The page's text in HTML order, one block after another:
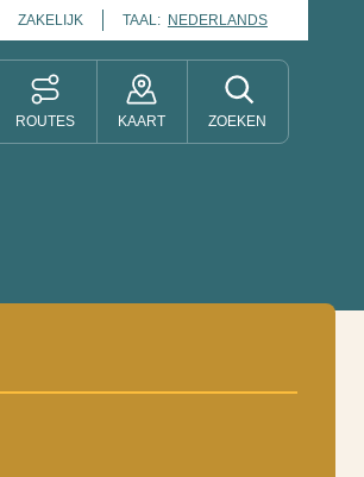
ZAKELIJK TAAL: NEDERLANDS
ROUTES KAART ZOEKEN